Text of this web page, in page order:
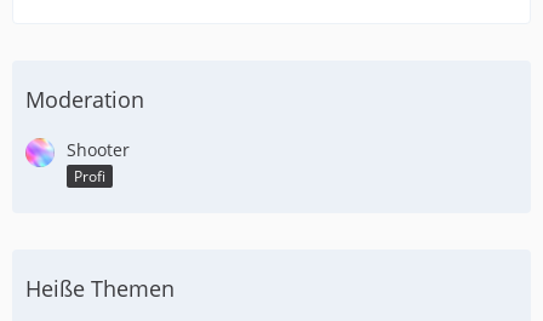
Moderation
Shooter
Profi
Heiße Themen